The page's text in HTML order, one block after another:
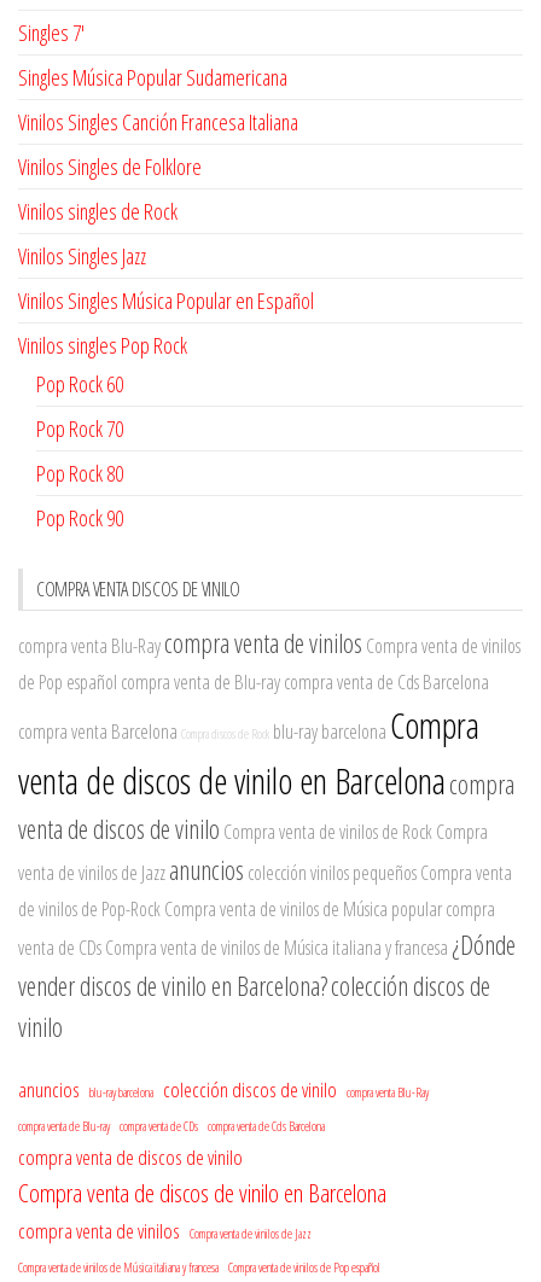
Singles 7'
Singles Música Popular Sudamericana
Vinilos Singles Canción Francesa Italiana
Vinilos Singles de Folklore
Vinilos singles de Rock
Vinilos Singles Jazz
Vinilos Singles Música Popular en Español
Vinilos singles Pop Rock
Pop Rock 60
Pop Rock 70
Pop Rock 80
Pop Rock 90
COMPRA VENTA DISCOS DE VINILO
compra venta Blu-Raycompra venta de vinilos Compra venta de vinilos
de Pop español compra venta de Blu-raycompra venta de Cds Barcelona
compra venta Barcelona Compra discos de Rock blu-ray barcelona Compra
venta de discos de vinilo en Barcelonacompra
venta de discos de vinilo Compra venta de vinilos de RockCompra
venta de vinilos de Jazzanuncios colección vinilos pequeñosCompra venta
de vinilos de Pop-RockCompra venta de vinilos de Música popularcompra
venta de CDsCompra venta de vinilos de Música italiana y francesa ¿Dónde
vender discos de vinilo en Barcelona?colección discos de
vinilo
anuncios blu-ray barcelona colección discos de vinilo
compra venta Blu-Ray
compra venta de Blu-ray compra venta de CDs compra venta de Cds Barcelona
compra venta de discos de vinilo
Compra venta de discos de vinilo en Barcelona
compra venta de vinilos
Compra venta de vinilos de Jazz
Compra venta de vinilos de Música italiana y francesa Compra venta de vinilos de Pop español